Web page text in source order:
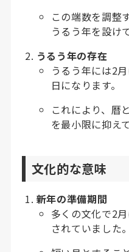
この端数を調整
うるう年を設け
うるう年の存在
うるう年には2
日になります。
これにより、暦
を最小限に抑え
文化的な意味
新年の準備期間
多くの文化で2
されていました。